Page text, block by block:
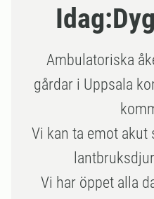
Idag:
Ambulatoriska
gårdar i Uppsala
Vi kan ta emot akut
Vi har öppet alla